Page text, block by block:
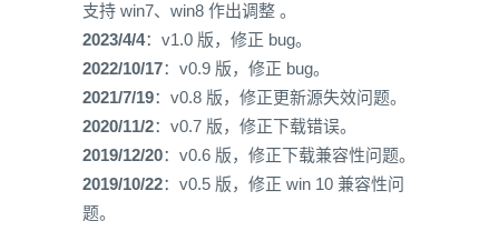
支持 win7、win8 作出调整 。
2023/4/4：v1.0 版，修正 bug。
2022/10/17：v0.9 版，修正 bug。
2021/7/19：v0.8 版，修正更新源失效问题。
2020/11/2：v0.7 版，修正下载错误。
2019/12/20：v0.6 版，修正下载兼容性问题。
2019/10/22：v0.5 版，修正 win 10 兼容性问
题。